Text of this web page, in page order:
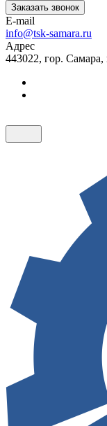
Заказать звонок
E-mail
info@tsk-samara.ru
Адрес
443022, гор.